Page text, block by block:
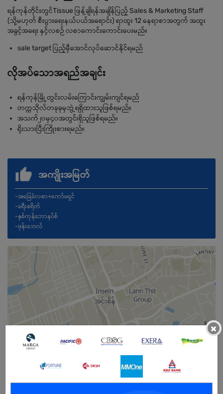
ရန်ကုန်တိုင်းတွင်Tissue ဖြန့်ချိရန်အချိန်ပြည့် Sales & Marketing Staff
(သို့မဟုတ် စီးပွားရေးနယ်ပယ်အရောင်း) ရာထူး 12 နေရာစာအတွက် အထူး
အခွင့်အရေး နှင့်လစဉ် လစာကောင်းကောင်းပေးမည်။
sale target ပြည့်မှီအောင်လုပ်ဆောင်နိုင်ရမည်
လိုအပ်သောအရည်အချင်း
ရန်ကုန်မြို့တွင်းလမ်းကြောင်းကျွမ်းကျင်ရမည်
တက္ကသိုလ်တခုခုမှဘွဲ့ရရှိထားသူဖြစ်ရမည်။
အသက်၂၀မှ၄၀အတွင်းရှိသူဖြစ်ရမည်။
ရိုးသားပြီးကြိုးစားရမည်။
အကျိုးအမြတ်
-အခြေခံလစာ+ကော်မရှင်
-ခရီးစရိတ်
-နှစ်ကုန်ဘောနပ်စ်
-ဖုန်းဘေလ်
အခွင့်အရေးရှိသူ : ကျား/မ
×